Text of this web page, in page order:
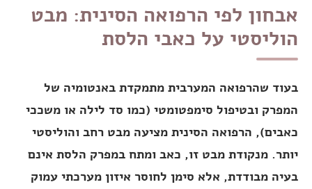
אבחון לפי הרפואה הסינית: מבט
הוליסטי על כאבי הלסת
בעוד שהרפואה המערבית מתמקדת באנטומיה של
המפרק ובטיפול סימפטומטי (כמו סד לילה או משככי
כאבים), הרפואה הסינית מציעה מבט רחב והוליסטי
יותר. מנקודת מבט זו, כאב ומתח במפרק הלסת אינם
בעיה מבודדת, אלא סימן לחוסר איזון מערכתי עמוק